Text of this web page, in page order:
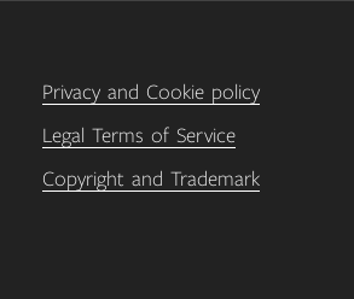
Privacy and Cookie policy
Legal Terms of Service
Copyright and Trademark